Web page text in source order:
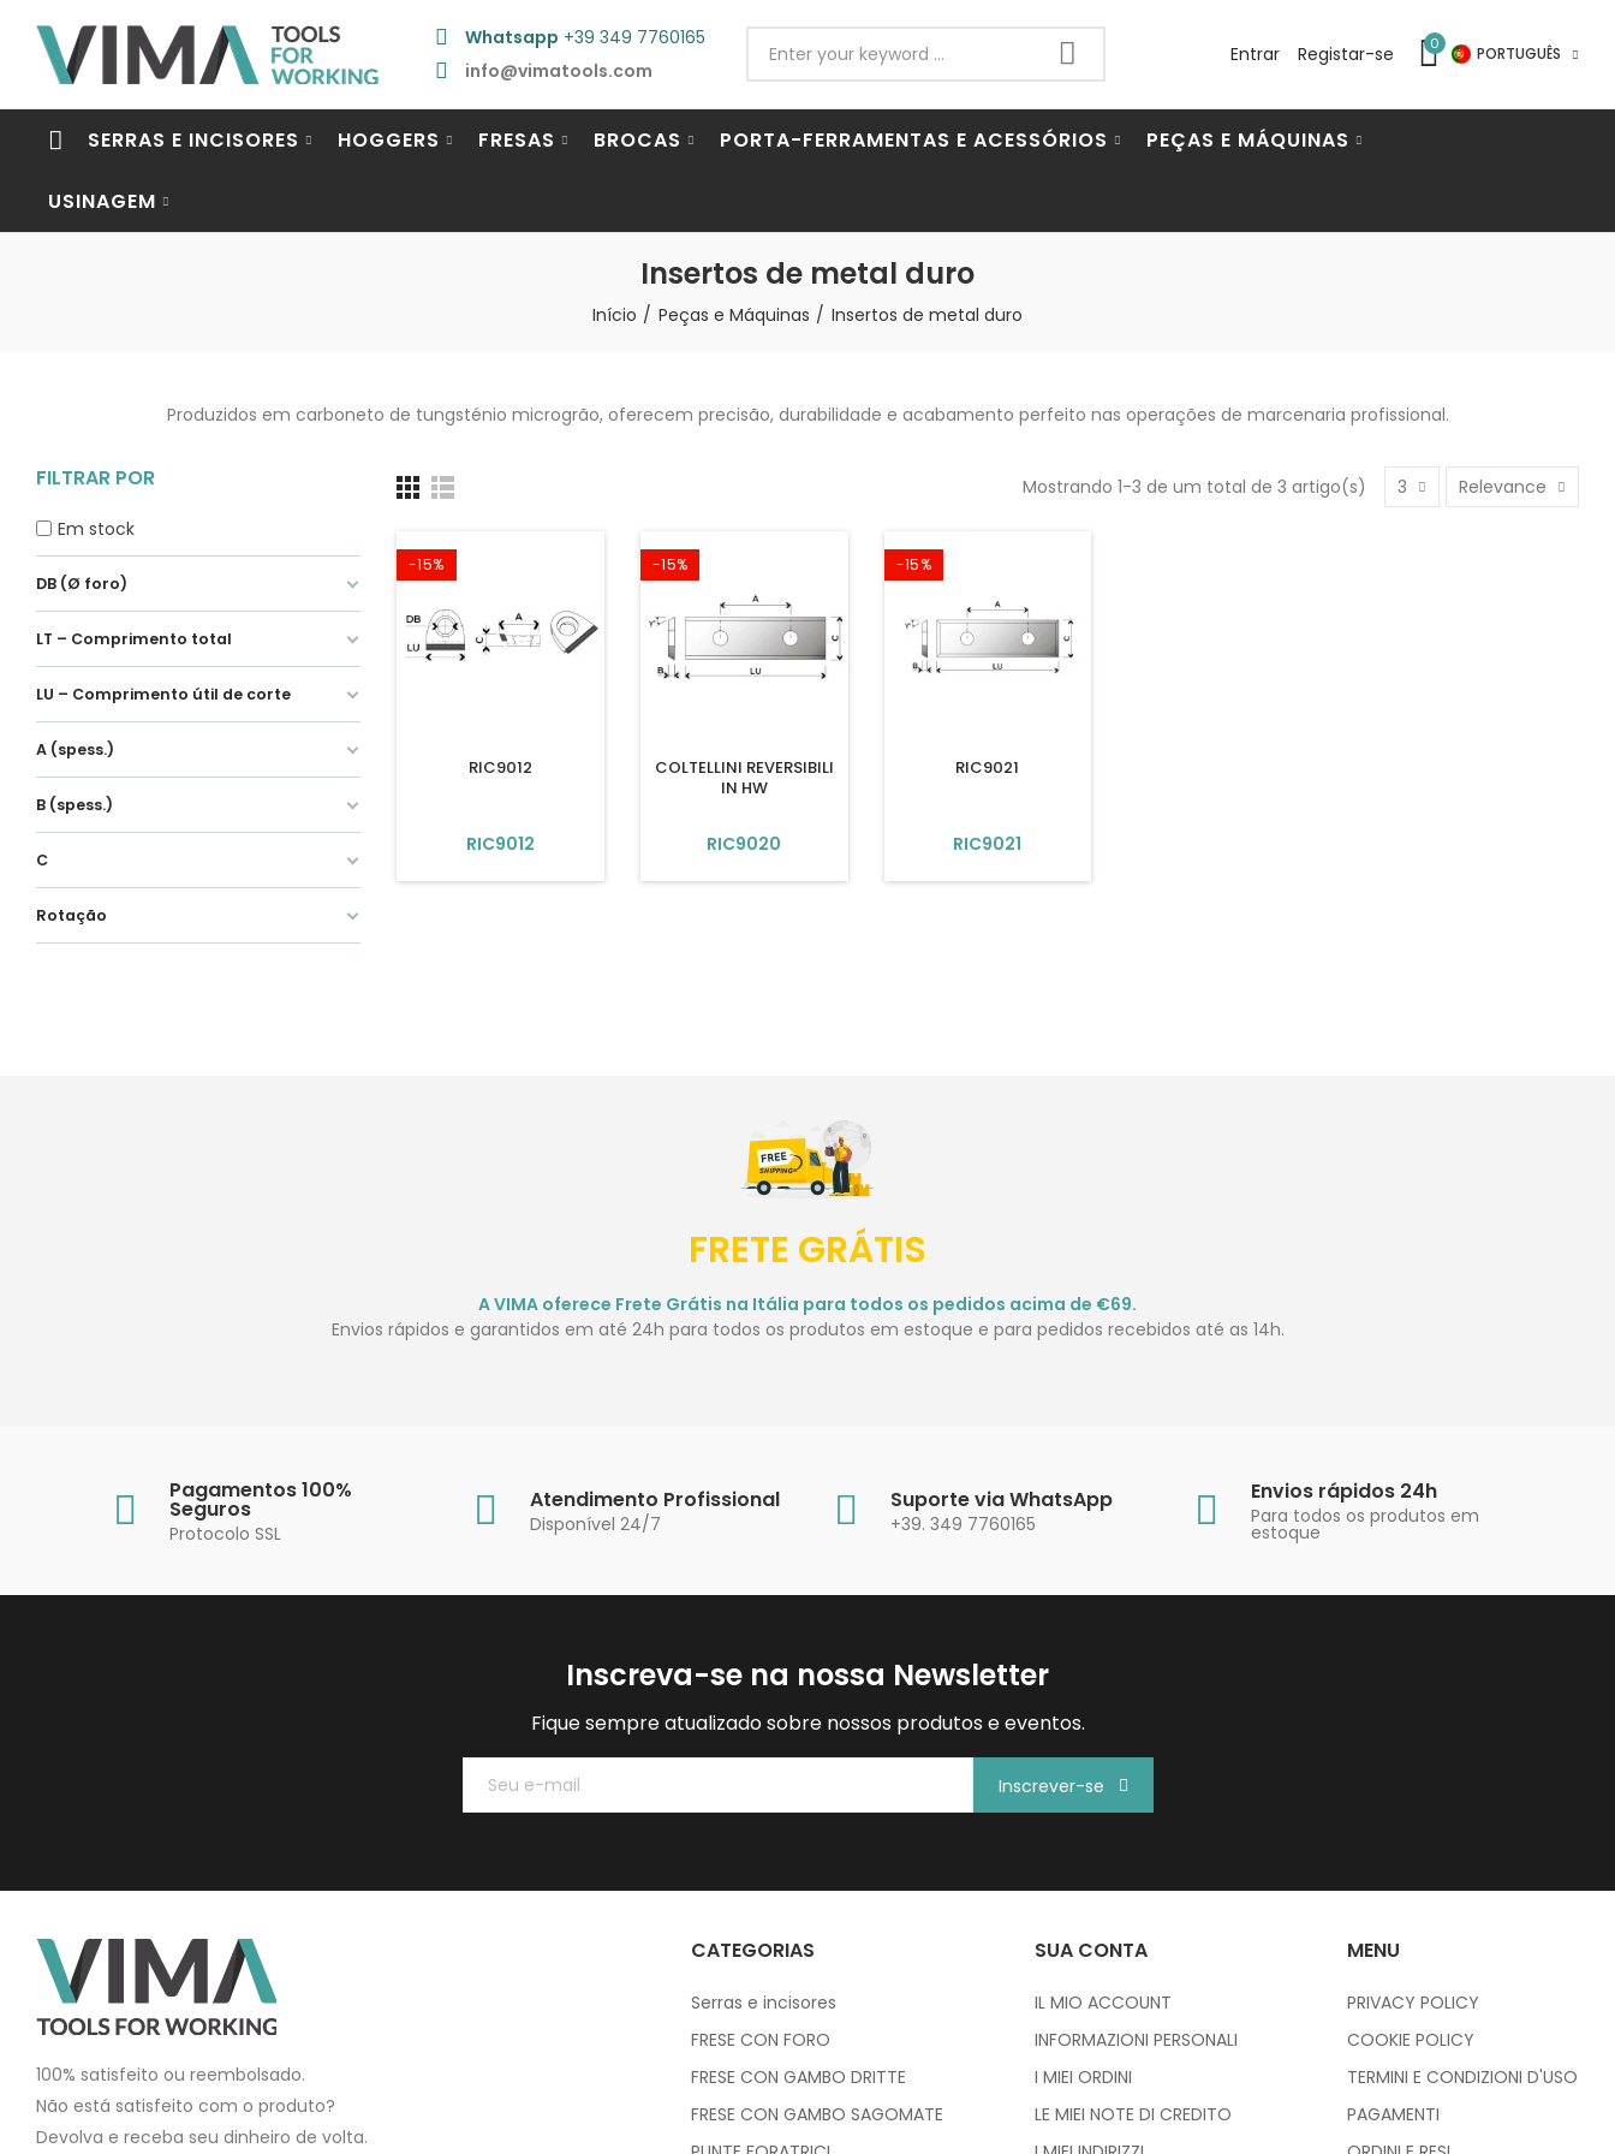
Whatsapp +39 349 7760165
info@vimatools.com
Entrar Registar-se 0
PORTUGUÊS
SERRAS E INCISORES HOGGERS FRESAS BROCAS PORTA-FERRAMENTAS E ACESSÓRIOS PEÇAS E MÁQUINAS
USINAGEM
Insertos de metal duro
Início Peças e Máquinas Insertos de metal duro
Produzidos em carboneto de tungsténio microgrão, oferecem precisão, durabilidade e acabamento perfeito nas operações de marcenaria profissional.
Mostrando 1-3 de um total de 3 artigo(s) 3 Relevance
-15%
RIC9012
RIC9012
-15%
COLTELLINI REVERSIBILI
IN HW
RIC9020
-15%
RIC9021
RIC9021
FILTRAR POR
Em stock
DB (Ø foro)
LT – Comprimento total
LU – Comprimento útil de corte
A (spess.)
B (spess.)
C
Rotação
FRETE GRÁTIS
A VIMA oferece Frete Grátis na Itália para todos os pedidos acima de €69.
Envios rápidos e garantidos em até 24h para todos os produtos em estoque e para pedidos recebidos até as 14h.
Pagamentos 100%
Seguros
Protocolo SSL
Atendimento Profissional
Disponível 24/7
Suporte via WhatsApp
+39. 349 7760165
Envios rápidos 24h
Para todos os produtos em
estoque
Inscreva-se na nossa Newsletter
Fique sempre atualizado sobre nossos produtos e eventos.
Inscrever-se
100% satisfeito ou reembolsado.
Não está satisfeito com o produto?
Devolva e receba seu dinheiro de volta.
CATEGORIAS
Serras e incisores
FRESE CON FORO
FRESE CON GAMBO DRITTE
FRESE CON GAMBO SAGOMATE
SUA CONTA
IL MIO ACCOUNT
INFORMAZIONI PERSONALI
I MIEI ORDINI
LE MIEI NOTE DI CREDITO
MENU
PRIVACY POLICY
COOKIE POLICY
TERMINI E CONDIZIONI D'USO
PAGAMENTI